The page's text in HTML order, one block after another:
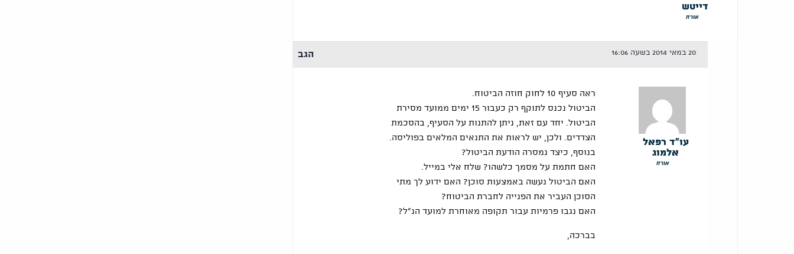
דייטש
אורח
20 במאי 2014 בשעה 16:06 הגב
עו"ד רפאל
אלמוג
אורח
ראה סעיף 10 לחוק חוזה הביטוח.
הביטול נכנס לתוקף רק כעבור 15 ימים ממועד מסירת
הביטול. יחד עם זאת, ניתן להתנות על הסעיף, בהסכמת
הצדדים. ולכן, יש לראות את התנאים המלאים בפוליסה.
בנוסף, כיצד נמסרה הודעת הביטול?
האם חתמת על מסמך כלשהו? שלח אלי במייל.
האם הביטול נעשה באמצעות סוכן? האם ידוע לך מתי
הסוכן העביר את הפנייה לחברת הביטוח?
האם נגבו פרמיות עבור תקופה מאוחרת למועד הנ"ל?
בברכה,